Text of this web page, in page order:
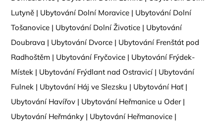
Lutyně | Ubytování Dolní Moravice | Ubytování Dolní
Tošanovice | Ubytování Dolní Životice | Ubytování
Doubrava | Ubytování Dvorce | Ubytování Frenštát pod
Radhoštěm | Ubytování Fryčovice | Ubytování Frýdek-
Místek | Ubytování Frýdlant nad Ostravicí | Ubytování
Fulnek | Ubytování Háj ve Slezsku | Ubytování Hať |
Ubytování Havířov | Ubytování Heřmanice u Oder|
Ubytování Heřmánky | Ubytování Heřmanovice |